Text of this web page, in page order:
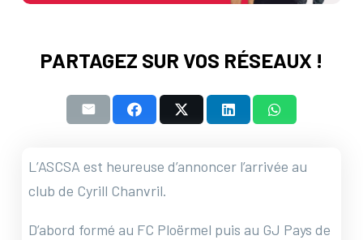
PARTAGEZ SUR VOS RÉSEAUX !
L’ASCSA est heureuse d’annoncer l’arrivée au
club de Cyrill Chanvril.
D’abord formé au FC Ploërmel puis au GJ Pays de